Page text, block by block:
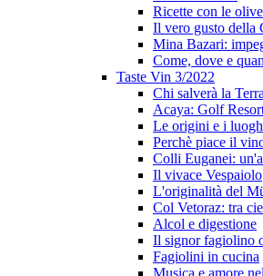
Ricette con le olive
Il vero gusto della
Mina Bazari:
Come, dove e
Taste Vin 3/2022
Chi salverà la
Acaya: Golf
Le origini e i
Perchè piace il
Colli Euganei:
Il vivace Vespaiolo
L'originalità del
Col Vetoraz: tra
Alcol e digestione
Il signor fagiolino
Fagiolini in cucina
Musica e amore